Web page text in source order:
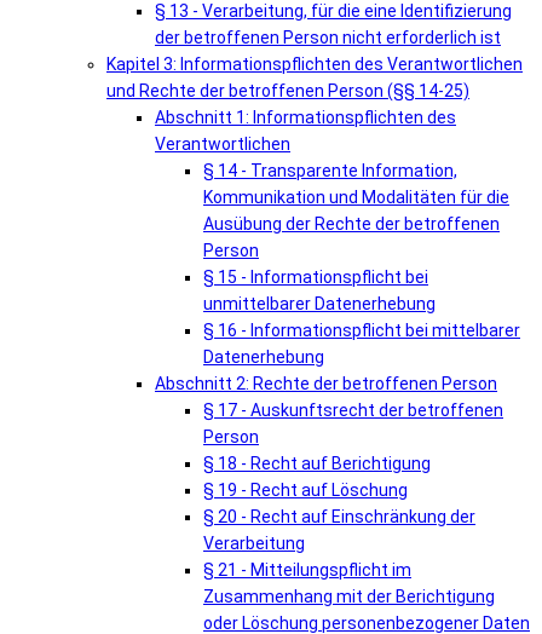
§ 13 - Verarbeitung, für die eine Identifizierung
der betroffenen Person nicht erforderlich ist
Kapitel 3: Informationspflichten des Verantwortlichen
und Rechte der betroffenen Person (§§ 14-25)
Abschnitt 1: Informationspflichten des
Verantwortlichen
§ 14 - Transparente Information,
Kommunikation und Modalitäten für die
Ausübung der Rechte der betroffenen
Person
§ 15 - Informationspflicht bei
unmittelbarer Datenerhebung
§ 16 - Informationspflicht bei mittelbarer
Datenerhebung
Abschnitt 2: Rechte der betroffenen Person
§ 17 - Auskunftsrecht der betroffenen
Person
§ 18 - Recht auf Berichtigung
§ 19 - Recht auf Löschung
§ 20 - Recht auf Einschränkung der
Verarbeitung
§ 21 - Mitteilungspflicht im
Zusammenhang mit der Berichtigung
oder Löschung personenbezogener Daten